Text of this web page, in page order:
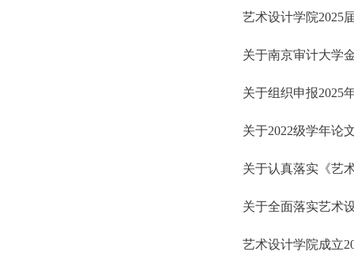
艺术设计学院2025
关于南京审计大学
关于组织申报2025
关于2022级学年论
关于认真落实《艺
关于全面落实艺术
艺术设计学院成立